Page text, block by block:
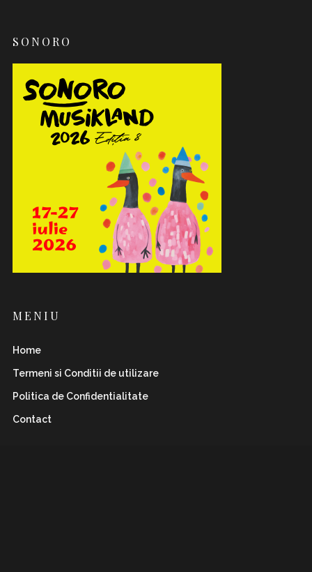
SONORO
MENIU
Home
Termeni si Conditii de utilizare
Politica de Confidentialitate
Contact